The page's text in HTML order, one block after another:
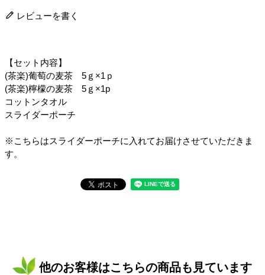
レビューを書く
【セット内容】
(茶楽)葡萄の麦茶 5ｇ×1ｐ
(茶楽)檸檬の麦茶 5ｇ×1p
コットンタオル
スライダーポーチ
※こちらはスライダーポーチに入れてお届けさせていただきま
す。
他のお客様はこちらの商品も見ています